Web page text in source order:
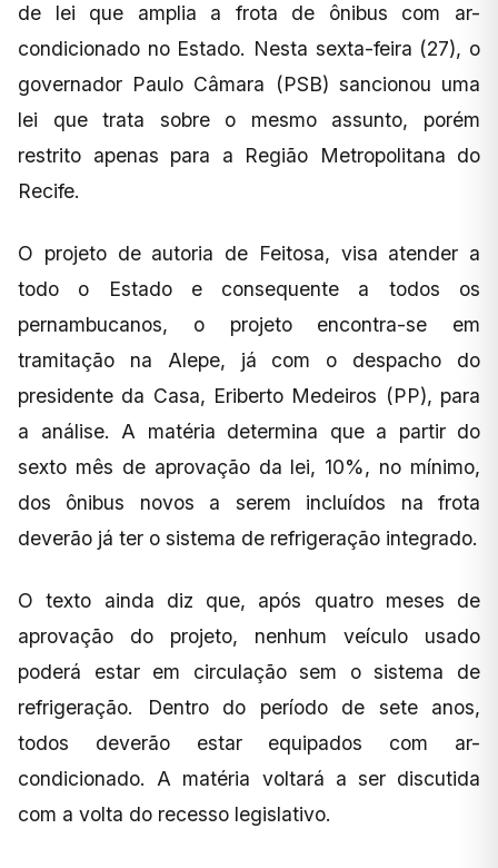
de lei que amplia a frota de ônibus com ar-
condicionado no Estado. Nesta sexta-feira (27), o
governador Paulo Câmara (PSB) sancionou uma
lei que trata sobre o mesmo assunto, porém
restrito apenas para a Região Metropolitana do
Recife.
O projeto de autoria de Feitosa, visa atender a
todo o Estado e consequente a todos os
pernambucanos, o projeto encontra-se em
tramitação na Alepe, já com o despacho do
presidente da Casa, Eriberto Medeiros (PP), para
a análise. A matéria determina que a partir do
sexto mês de aprovação da lei, 10%, no mínimo,
dos ônibus novos a serem incluídos na frota
deverão já ter o sistema de refrigeração integrado.
O texto ainda diz que, após quatro meses de
aprovação do projeto, nenhum veículo usado
poderá estar em circulação sem o sistema de
refrigeração. Dentro do período de sete anos,
todos deverão estar equipados com ar-
condicionado. A matéria voltará a ser discutida
com a volta do recesso legislativo.